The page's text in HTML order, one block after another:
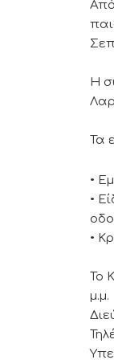
Από
Η
Τα
•
•
•
Το
μ.μ.